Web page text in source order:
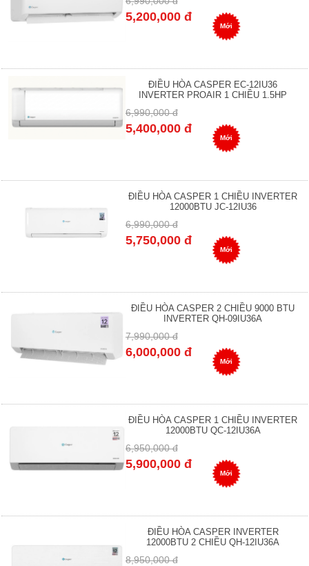
5,200,000 đ
Mới
ĐIỀU HÒA CASPER EC-12IU36
INVERTER PROAIR 1 CHIỀU 1.5HP
6,990,000 đ
5,400,000 đ
Mới
ĐIỀU HÒA CASPER 1 CHIỀU INVERTER
12000BTU JC-12IU36
6,990,000 đ
5,750,000 đ
Mới
ĐIỀU HÒA CASPER 2 CHIỀU 9000 BTU
INVERTER QH-09IU36A
7,990,000 đ
6,000,000 đ
Mới
ĐIỀU HÒA CASPER 1 CHIỀU INVERTER
12000BTU QC-12IU36A
6,950,000 đ
5,900,000 đ
Mới
ĐIỀU HÒA CASPER INVERTER
12000BTU 2 CHIỀU QH-12IU36A
8,950,000 đ